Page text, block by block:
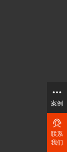
案例
联系
我们